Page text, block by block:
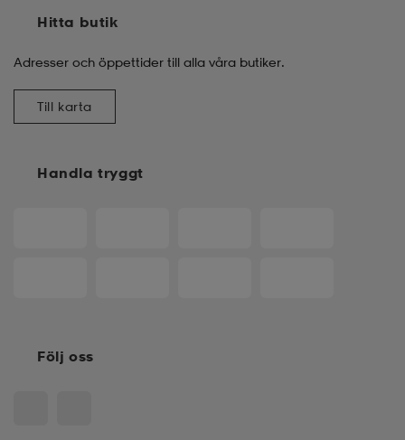
Handla tryggt
Hitta butik
Adresser och öppettider till alla våra butiker.
Till karta
Följ oss